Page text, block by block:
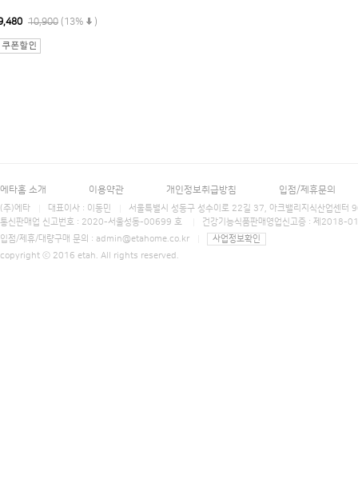
10,900 (13% )
에타홈 소개 이용약관 개인정보취급방침 입점/제휴문의
(주)에타 대표이사 : 이동민
서울특별시 성동구 성수이로 22길 37, 아크밸리지식산업
통신판매업 신고번호 : 2020-서울성동-00699 호
건강기능식품판매영업신고증 : 제2018-
입점/제휴/대량구매 문의 : admin@etahome.co.kr
사업정보확인
copyright ⓒ 2016 etah. All rights reserved.